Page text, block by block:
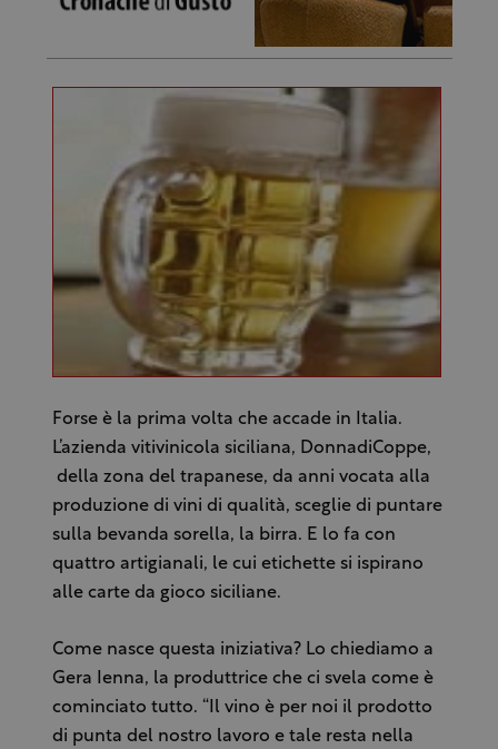
Forse è la prima volta che accade in Italia.
L’azienda vitivinicola siciliana, DonnadiCoppe,
della zona del trapanese, da anni vocata alla
produzione di vini di qualità, sceglie di puntare
sulla bevanda sorella, la birra. E lo fa con
quattro artigianali, le cui etichette si ispirano
alle carte da gioco siciliane.
Come nasce questa iniziativa? Lo chiediamo a
Gera Ienna, la produttrice che ci svela come è
cominciato tutto. “Il vino è per noi il prodotto
di punta del nostro lavoro e tale resta nella